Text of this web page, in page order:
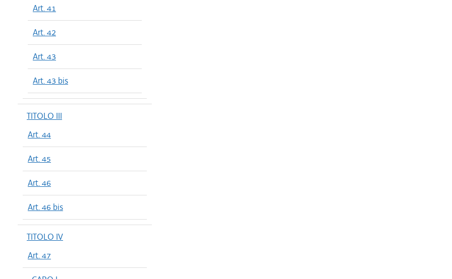
Art. 41
Art. 42
Art. 43
Art. 43 bis
TITOLO III
Art. 44
Art. 45
Art. 46
Art. 46 bis
TITOLO IV
Art. 47